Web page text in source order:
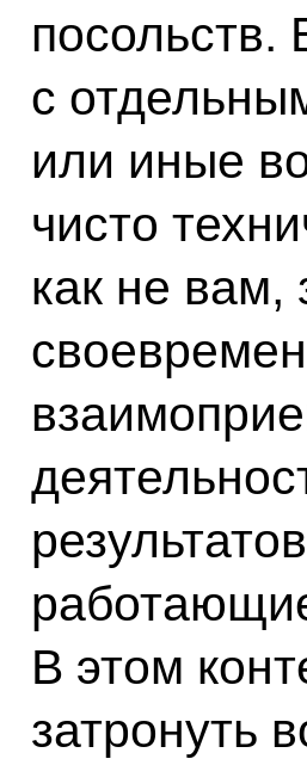
посольств.
с
или иные
чисто
как не вам,
В этом
затронуть